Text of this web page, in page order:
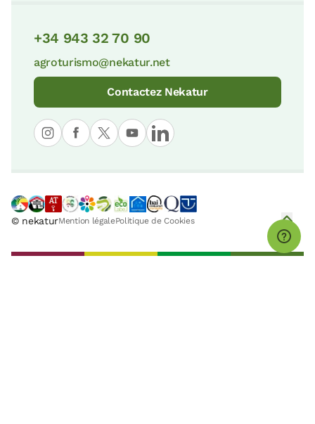
+34 943 32 70 90
agroturismo@nekatur.net
Contactez Nekatur
© nekaturMention légalePolitique de Cookies